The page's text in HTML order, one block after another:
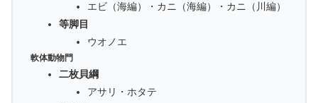
エビ（海編）・カニ（海編）・カニ（川編）
等脚目
ウオノエ
軟体動物門
二枚貝綱
アサリ・ホタテ